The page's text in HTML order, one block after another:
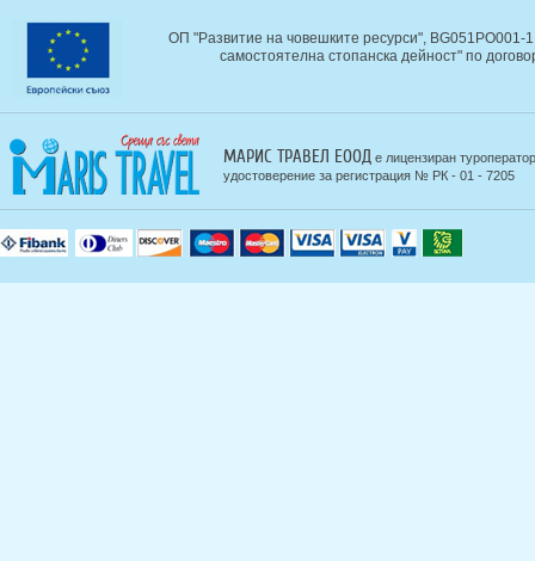
ОП "Развитие на човешките ресурси", BG051PO001-
самостоятелна стопанска дейност" по
МАРИС ТРАВЕЛ ЕООД е лицензиран
удостоверение за регистрация № РК - 01 - 7205